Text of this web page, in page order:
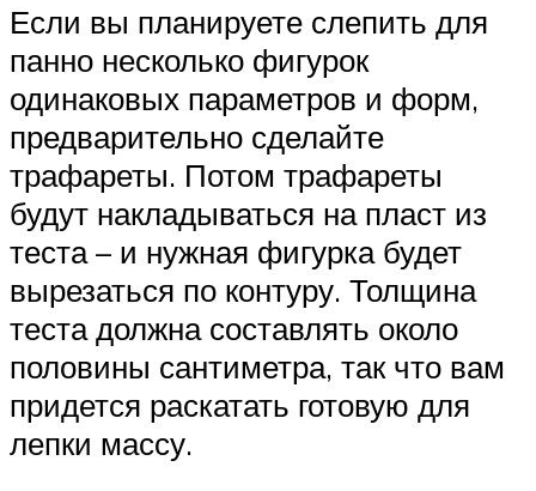
Если вы планируете слепить для
панно несколько фигурок
одинаковых параметров и форм,
предварительно сделайте
трафареты. Потом трафареты
будут накладываться на пласт из
теста – и нужная фигурка будет
вырезаться по контуру. Толщина
теста должна составлять около
половины сантиметра, так что вам
придется раскатать готовую для
лепки массу.